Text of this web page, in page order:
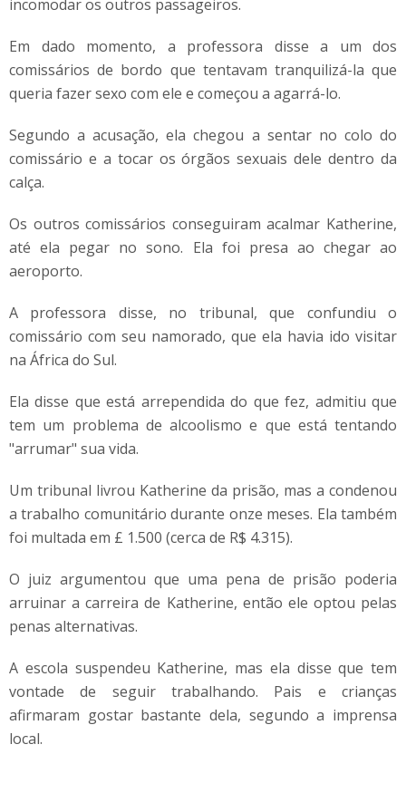
incomodar os outros passageiros.
Em dado momento, a professora disse a um dos
comissários de bordo que tentavam tranquilizá-la que
queria fazer sexo com ele e começou a agarrá-lo.
Segundo a acusação, ela chegou a sentar no colo do
comissário e a tocar os órgãos sexuais dele dentro da
calça.
Os outros comissários conseguiram acalmar Katherine,
até ela pegar no sono. Ela foi presa ao chegar ao
aeroporto.
A professora disse, no tribunal, que confundiu o
comissário com seu namorado, que ela havia ido visitar
na África do Sul.
Ela disse que está arrependida do que fez, admitiu que
tem um problema de alcoolismo e que está tentando
"arrumar" sua vida.
Um tribunal livrou Katherine da prisão, mas a condenou
a trabalho comunitário durante onze meses. Ela também
foi multada em £ 1.500 (cerca de R$ 4.315).
O juiz argumentou que uma pena de prisão poderia
arruinar a carreira de Katherine, então ele optou pelas
penas alternativas.
A escola suspendeu Katherine, mas ela disse que tem
vontade de seguir trabalhando. Pais e crianças
afirmaram gostar bastante dela, segundo a imprensa
local.